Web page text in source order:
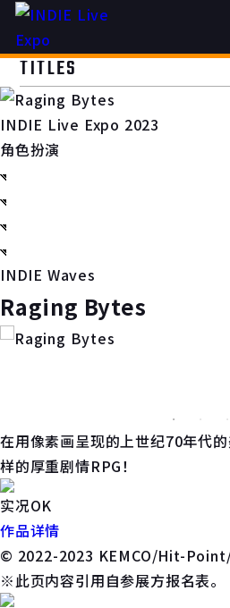
TITLES
INDIE Live Expo 2023
角色扮演
INDIE Waves
Raging Bytes
在用像素画呈现的上世纪70年代
样的厚重剧情RPG！
实况OK
作品详情
© 2022-2023 KEMCO/Hit-
※此页内容引用自参展方报名表。